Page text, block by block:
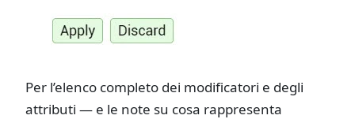
Per l’elenco completo dei modificatori e degli
attributi — e le note su cosa rappresenta